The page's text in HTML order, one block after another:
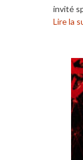
invité
Lire la